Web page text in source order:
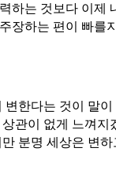
하는 것보다 이제
장하는 편이 빠를
변한다는 것이 말이
관이 없게 느껴지
분명 세상은 변하